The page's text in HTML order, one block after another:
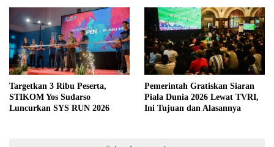
Targetkan 3 Ribu Peserta,
STIKOM Yos Sudarso
Luncurkan SYS RUN 2026
Pemerintah Gratiskan Siaran
Piala Dunia 2026 Lewat TVRI,
Ini Tujuan dan Alasannya